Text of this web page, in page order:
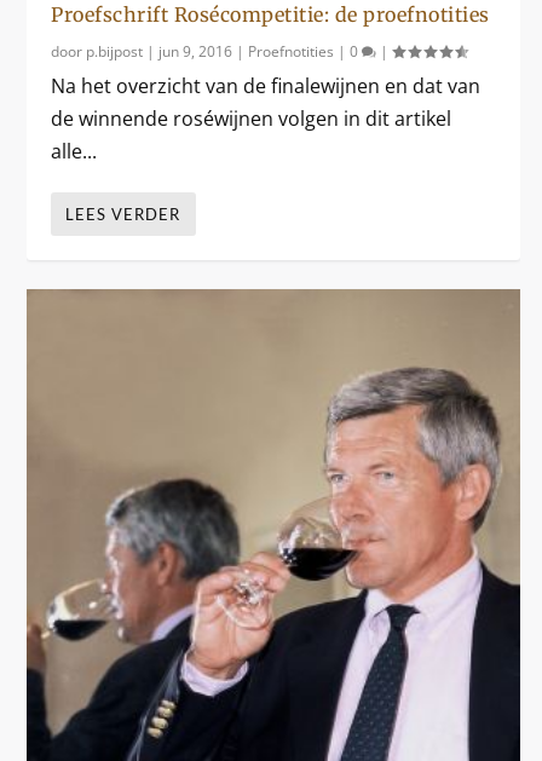
Proefschrift Rosécompetitie: de proefnotities
door p.bijpost | jun 9, 2016 | Proefnotities |0 |
Na het overzicht van de finalewijnen en dat van
de winnende roséwijnen volgen in dit artikel
alle...
LEES VERDER